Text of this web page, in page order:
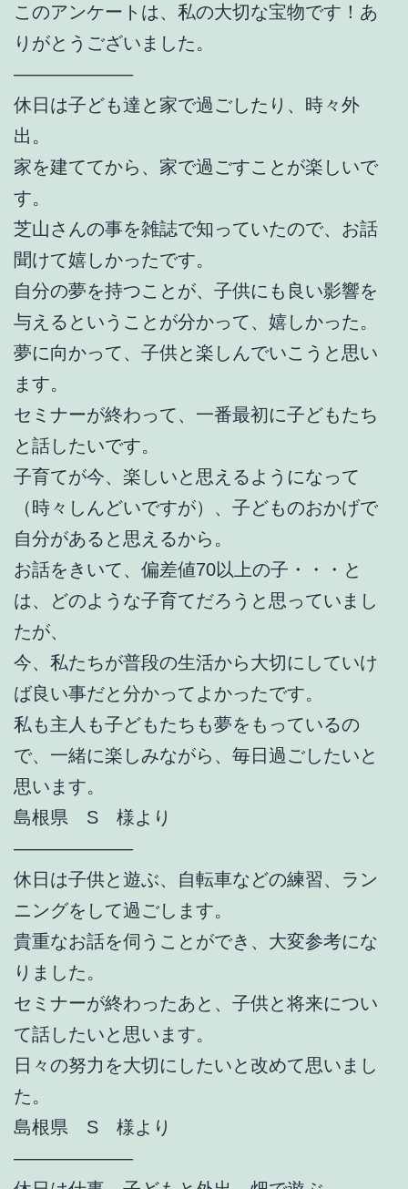
このアンケートは、私の大切な宝物です！あ
りがとうございました。
——————–
休日は子ども達と家で過ごしたり、時々外
出。
家を建ててから、家で過ごすことが楽しいで
す。
芝山さんの事を雑誌で知っていたので、お話
聞けて嬉しかったです。
自分の夢を持つことが、子供にも良い影響を
与えるということが分かって、嬉しかった。
夢に向かって、子供と楽しんでいこうと思い
ます。
セミナーが終わって、一番最初に子どもたち
と話したいです。
子育てが今、楽しいと思えるようになって
（時々しんどいですが）、子どものおかげで
自分があると思えるから。
お話をきいて、偏差値70以上の子・・・と
は、どのような子育てだろうと思っていまし
たが、
今、私たちが普段の生活から大切にしていけ
ば良い事だと分かってよかったです。
私も主人も子どもたちも夢をもっているの
で、一緒に楽しみながら、毎日過ごしたいと
思います。
島根県 S 様より
——————–
休日は子供と遊ぶ、自転車などの練習、ラン
ニングをして過ごします。
貴重なお話を伺うことができ、大変参考にな
りました。
セミナーが終わったあと、子供と将来につい
て話したいと思います。
日々の努力を大切にしたいと改めて思いまし
た。
島根県 S 様より
——————–